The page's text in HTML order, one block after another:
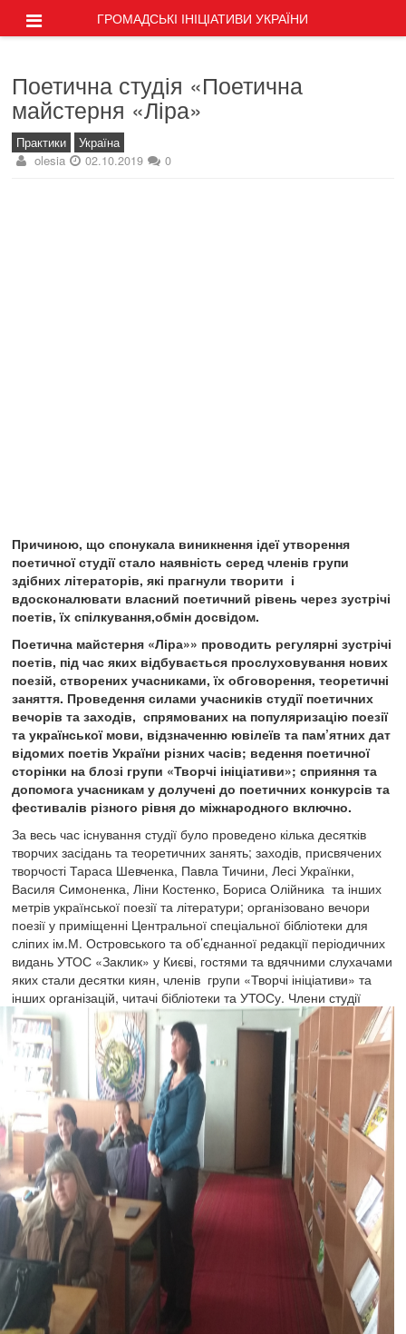
ГРОМАДСЬКІ ІНІЦІАТИВИ УКРАЇНИ
Поетична студія «Поетична
майстерня «Ліра»
Практики Україна
olesia 02.10.2019 0
Причиною, що спонукала виникнення ідеї утворення
поетичної студії стало наявність серед членів групи
здібних літераторів, які прагнули творити і
вдосконалювати власний поетичний рівень через зустрічі
поетів, їх спілкування,обмін досвідом.
Поетична майстерня «Ліра»» проводить регулярні зустрічі
поетів, під час яких відбувається прослуховування нових
поезій, створених учасниками, їх обговорення, теоретичні
заняття. Проведення силами учасників студії поетичних
вечорів та заходів, спрямованих на популяризацію поезії
та української мови, відзначенню ювілеїв та пам’ятних дат
відомих поетів України різних часів; ведення поетичної
сторінки на блозі групи «Творчі ініціативи»; сприяння та
допомога учасникам у долучені до поетичних конкурсів та
фестивалів різного рівня до міжнародного включно.
За весь час існування студії було проведено кілька десятків
творчих засідань та теоретичних занять; заходів, присвячених
творчості Тараса Шевченка, Павла Тичини, Лесі Українки,
Василя Симоненка, Ліни Костенко, Бориса Олійника та інших
метрів української поезії та літератури; організовано вечори
поезії у приміщенні Центральної спеціальної бібліотеки для
сліпих ім.М. Островського та об’єднанної редакції періодичних
видань УТОС «Заклик» у Києві, гостями та вдячними слухачами
яких стали десятки киян, членів групи «Творчі ініціативи» та
інших організацій, читачі бібліотеки та УТОСу. Члени студії